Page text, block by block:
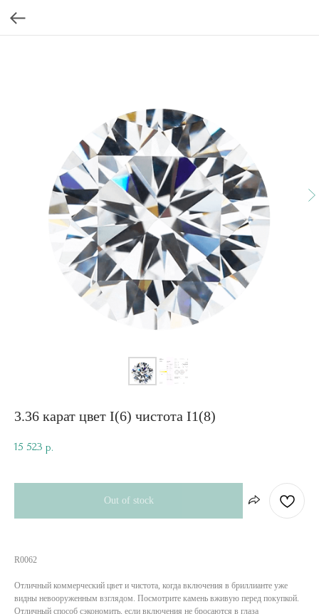
3.36 карат цвет I(6) чистота I1(8)
15 523 р.
Out of stock
R0062
Отличный коммерческий цвет и чистота, когда включения в бриллианте уже
видны невооруженным взглядом. Посмотрите камень вживую перед покупкой.
Отличный способ сэкономить, если включения не бросаются в глаза